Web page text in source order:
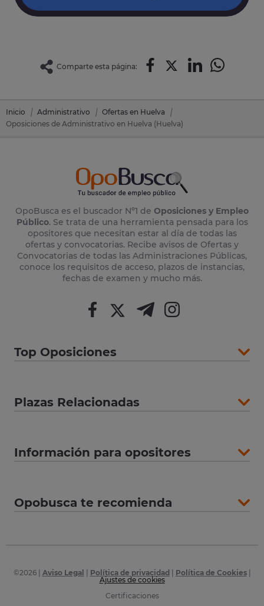
Comparte esta página:
Inicio Administrativo
Ofertas en Huelva
Oposiciones de Administrativo en Huelva (Huelva)
OpoBusca es el buscador Nº1 de Oposiciones y Empleo
Público. Se trata de una herramienta pensada para los
opositores que necesitan estar al día de todas las
ofertas y convocatorias. Recibe avisos de Ofertas y
Convocatorias de todas las Administraciones Públicas,
conoce los requisitos de acceso, plazos de instancias,
fechas de examen y mucho más.
Top Oposiciones
Plazas Relacionadas
Información para opositores
Opobusca te recomienda
©2026| Aviso Legal Política de privacidad Política de Cookies|
Ajustes de cookies
Certificaciones